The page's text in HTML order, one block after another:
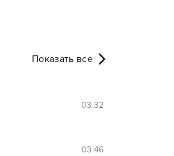
Показать все
03:32
03:46